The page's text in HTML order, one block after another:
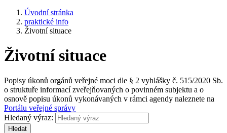
Úvodní stránka
praktické info
Životní situace
Životní situace
Popisy úkonů orgánů veřejné moci dle § 2 vyhlášky č. 515/2020 Sb.
o struktuře informací zveřejňovaných o povinném subjektu a o
osnově popisu úkonů vykonávaných v rámci agendy naleznete na
Portálu veřejné správy
Hledaný výraz:
Hledat